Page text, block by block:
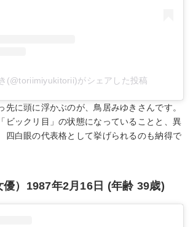
(@toriimiyukitorii)がシェアした投稿
先に頭に浮かぶのが、鳥居みゆきさんです。
ビックリ目」の状態になっていることと、異
四白眼の代表格として挙げられるのも納得で
優）1987年2月16日 (年齢 39歳)